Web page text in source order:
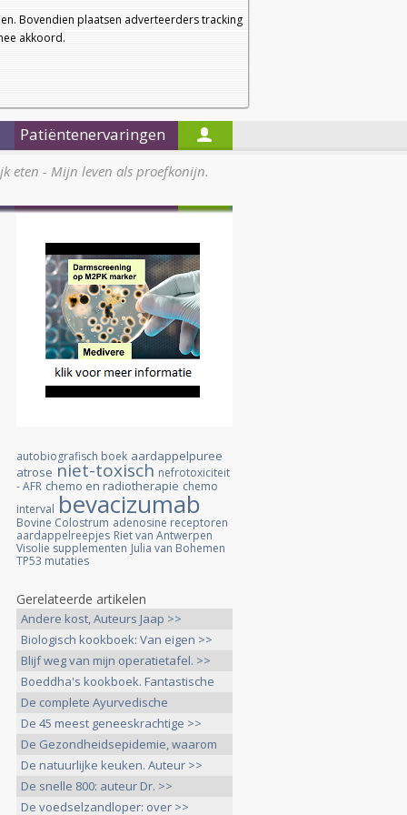
Bovendien plaatsen adverteerders tracking
akkoord.
a
a
Nieuwsbrief
Startpagina
Patiëntenervaringen
eten - Mijn leven als proefkonijn.
autobiografisch boek aardappelpuree
atrose niet-toxisch nefrotoxiciteit
- AFR chemo en radiotherapie chemo
interval bevacizumab
Bovine Colostrum adenosine receptoren
aardappelreepjes Riet van Antwerpen
Visolie supplementen Julia van Bohemen
TP53 mutaties
Gerelateerde artikelen
Andere kost, Auteurs Jaap >>
Biologisch kookboek: Van eigen >>
Blijf weg van mijn operatietafel. >>
Boeddha's kookboek. Fantastische
>>
De complete Ayurvedische
huisapotheek. >>
De 45 meest geneeskrachtige >>
De Gezondheidsepidemie, waarom
>>
De natuurlijke keuken. Auteur >>
De snelle 800: auteur Dr. >>
De voedselzandloper: over >>